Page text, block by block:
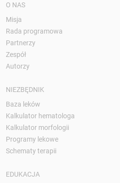
O NAS
Misja
Rada programowa
Partnerzy
Zespół
Autorzy
NIEZBĘDNIK
Baza leków
Kalkulator hematologa
Kalkulator morfologii
Programy lekowe
Schematy terapii
EDUKACJA